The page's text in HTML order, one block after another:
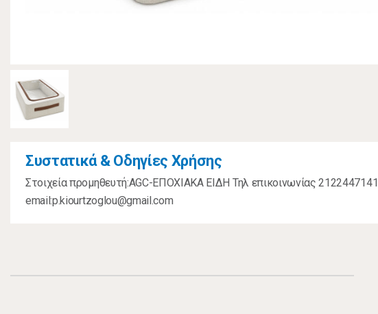
Συστατικά & Οδηγίες Χρήσης
Στοιχεία προμηθευτή:AGC-ΕΠΟΧΙΑΚΑ ΕΙΔΗ Τηλ επικοινωνίας 2122447141
email:p.kiourtzoglou@gmail.com